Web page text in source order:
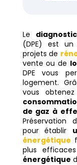
Le
(DPE) est un
projets de
vente ou de
DPE vous
logement.
vous
de gaz à
Préservation
pour établir
énergétique
plus
énergétique